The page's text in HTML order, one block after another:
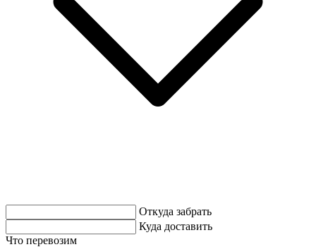
Откуда забрать
Куда доставить
Что перевозим